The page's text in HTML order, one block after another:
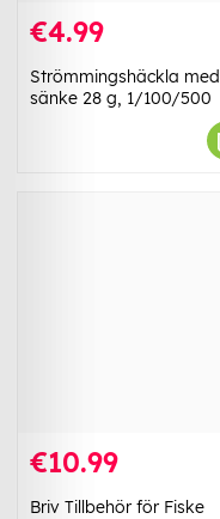
€4.99
Strömmingshäckla med
sänke 28 g, 1/100/500
€10.99
Briv Tillbehör för Fiske